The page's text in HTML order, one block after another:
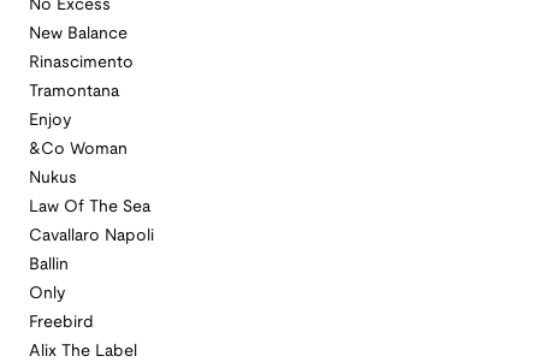
No Excess
New Balance
Rinascimento
Tramontana
Enjoy
&Co Woman
Nukus
Law Of The Sea
Cavallaro Napoli
Ballin
Only
Freebird
Alix The Label